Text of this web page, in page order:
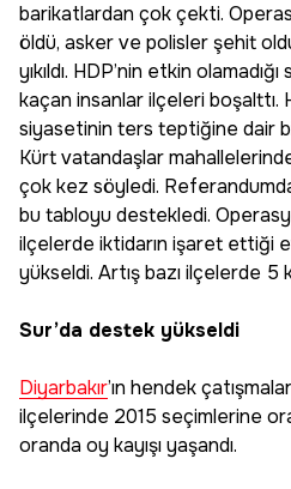
barikatlardan çok çekti.
öldü, asker ve polisler şehit
yıkıldı. HDP’nin etkin
kaçan insanlar ilçeleri boşalttı.
siyasetinin ters teptiğine dair
Kürt vatandaşlar
çok kez söyledi.
bu tabloyu destekledi.
ilçelerde iktidarın işaret ettiği
yükseldi. Artış bazı ilçelerde 5
Sur’da destek yükseldi
Diyarbakır’ın hendek
ilçelerinde 2015 seçimlerine
oranda oy kayışı yaşandı.